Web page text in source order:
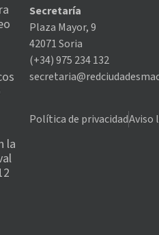
la
Secretaría
Plaza Mayor, 9
42071 Soria
(+34) 975 234 132
Política de privacidadAviso